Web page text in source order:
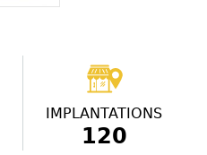
IMPLANTATIONS
120